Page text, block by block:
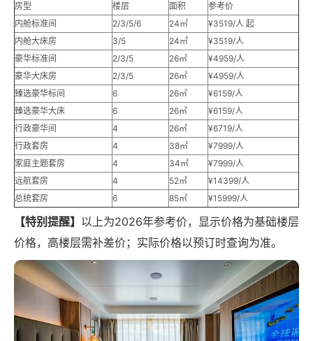
房型 楼层 面积
参考价
内舱标准间
2/3/5/6 24㎡
¥3519/人 起
内舱大床房
3/5 24㎡
¥3519/人
豪华标准间
2/3/5 26㎡
¥4959/人
豪华大床房
2/3/5 26㎡
¥4959/人
臻选豪华标间
6 26㎡
¥6159/人
臻选豪华大床
6 26㎡
¥6159/人
行政豪华间
4 26㎡
¥6719/人
行政套房
4 38㎡
¥7999/人
家庭主题套房
4 34㎡
¥7999/人
远航套房
4 52㎡
¥14399/人
总统套房
6 85㎡ ¥15999/人
【特别提醒】 以上为2026年参考价，显示价格为基础楼层
价格，高楼层需补差价；实际价格以预订时查询为准。